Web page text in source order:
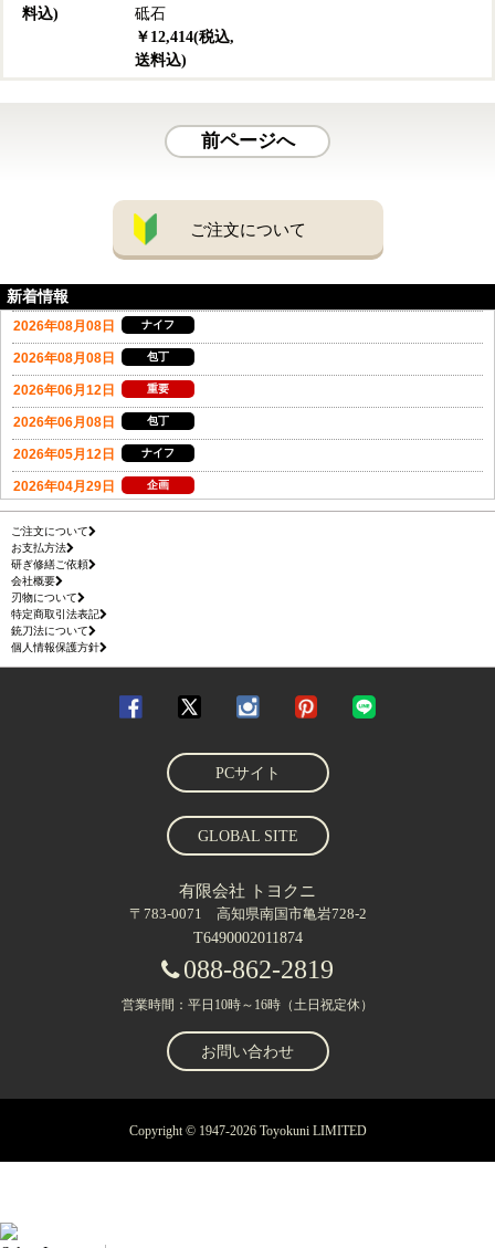
料込)
砥石
￥12,414(税込,
送料込)
前ページへ
ご注文について
新着情報
ご注文について
お支払方法
研ぎ修繕ご依頼
会社概要
刃物について
特定商取引法表記
銃刀法について
個人情報保護方針
PCサイト
GLOBAL SITE
有限会社 トヨクニ
〒783-0071 高知県南国市亀岩728-2
T6490002011874
088-862-2819
営業時間：平日10時～16時（土日祝定休）
お問い合わせ
Copyright © 1947-2026 Toyokuni LIMITED